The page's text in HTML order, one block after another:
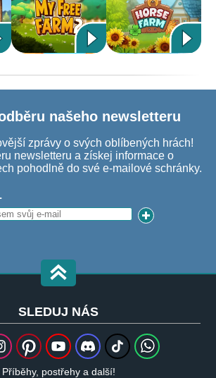
našeho newsletteru
zprávy o svých oblíbených hrách!
newsletteru a získej informace o
pohodlně do své e-mailové schránky.
SLEDUJ NÁS
Příběhy, postřehy a další!